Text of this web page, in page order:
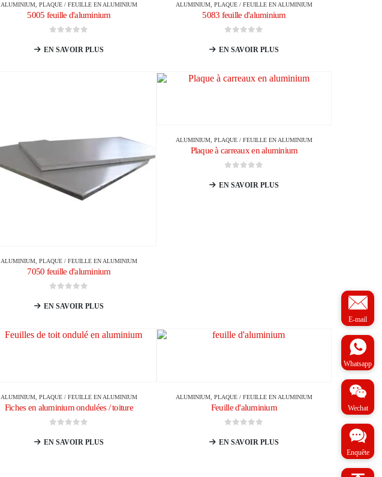
ALUMINIUM, PLAQUE / FEUILLE EN ALUMINIUM
5005 feuille d'aluminium
EN SAVOIR PLUS
ALUMINIUM, PLAQUE / FEUILLE EN ALUMINIUM
5083 feuille d'aluminium
EN SAVOIR PLUS
ALUMINIUM, PLAQUE / FEUILLE EN ALUMINIUM
7050 feuille d'aluminium
EN SAVOIR PLUS
ALUMINIUM, PLAQUE / FEUILLE EN ALUMINIUM
Plaque à carreaux en aluminium
EN SAVOIR PLUS
ALUMINIUM, PLAQUE / FEUILLE EN ALUMINIUM
Fiches en aluminium ondulées / toiture
EN SAVOIR PLUS
ALUMINIUM, PLAQUE / FEUILLE EN ALUMINIUM
Feuille d'aluminium
EN SAVOIR PLUS
E-mail
Whatsapp
Wechat
Enquête